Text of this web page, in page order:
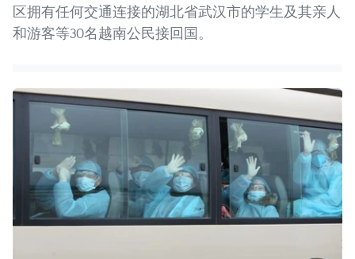
区拥有任何交通连接的湖北省武汉市的学生及其亲人
和游客等30名越南公民接回国。